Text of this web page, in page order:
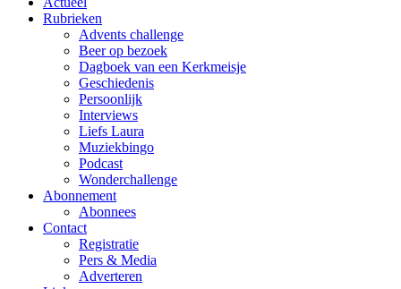
Rubrieken
Advents challenge
Beer op bezoek
Dagboek van een Kerkmeisje
Geschiedenis
Persoonlijk
Interviews
Liefs Laura
Muziekbingo
Podcast
Wonderchallenge
Abonnement
Abonnees
Contact
Registratie
Pers & Media
Adverteren